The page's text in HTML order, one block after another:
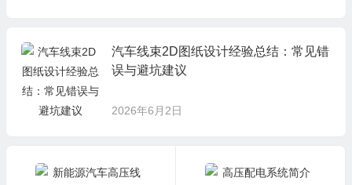
汽车线束2D图纸设计经验总结：常见错
误与避坑建议
2026年6月2日